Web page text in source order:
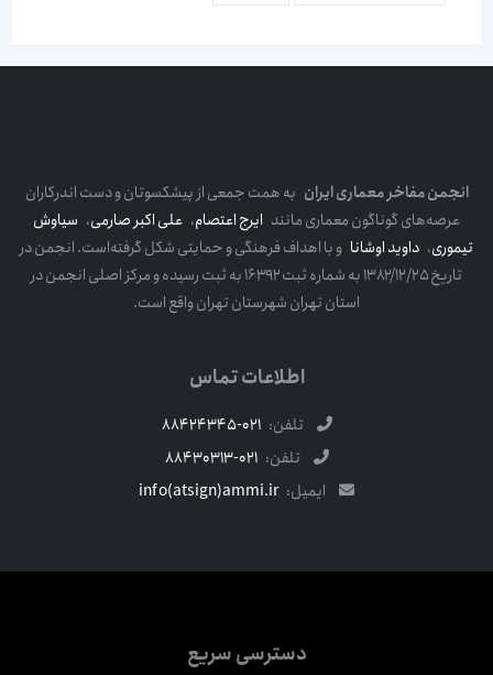
انجمن مفاخر معماری ایرانبه همت جمعی از پیشکسوتان و دست اندرکاران
عرصه‌های گوناگون معماری مانندایرج اعتصام،علی اکبر صارمی،سیاوش
تیموری،داوید اوشاناو با اهداف فرهنگی و حمایتی شکل گرفته‌است. انجمن در
تاریخ ۱۳۸۲/۱۲/۲۵ به شماره ثبت ۱۶۳۹۲ به ثبت رسیده و مرکز اصلی انجمن در
استان تهران شهرستان تهران واقع است.
اطلاعات تماس
تلفن: 021-88424345
تلفن: 021-88430313
ایمیل: info(atsign)ammi.ir
دسترسی سریع